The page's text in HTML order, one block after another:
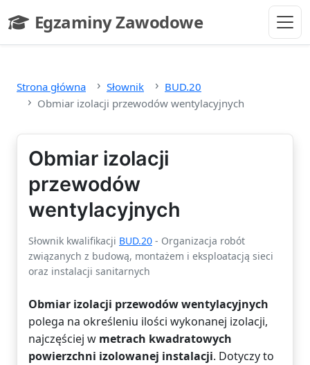
Egzaminy Zawodowe
- strona główna
Strona główna Słownik
BUD.20
Obmiar izolacji przewodów wentylacyjnych
Obmiar izolacji
przewodów
wentylacyjnych
Słownik kwalifikacji BUD.20 - Organizacja robót
związanych z budową, montażem i eksploatacją sieci
oraz instalacji sanitarnych
Obmiar izolacji przewodów wentylacyjnych
polega na określeniu ilości wykonanej izolacji,
najczęściej w metrach kwadratowych
powierzchni izolowanej instalacji. Dotyczy to